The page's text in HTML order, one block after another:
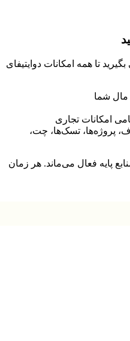
تا همه امکانات دوایتیفای
شما
تسک‌ها، چت،
پایه فعال می‌ماند. هر زمان